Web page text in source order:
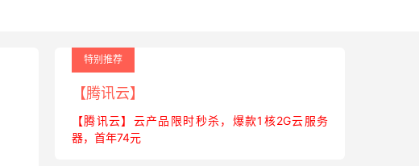
特别推荐
【腾讯云】
【腾讯云】云产品限时秒杀，爆款1核2G云服务
器，首年74元